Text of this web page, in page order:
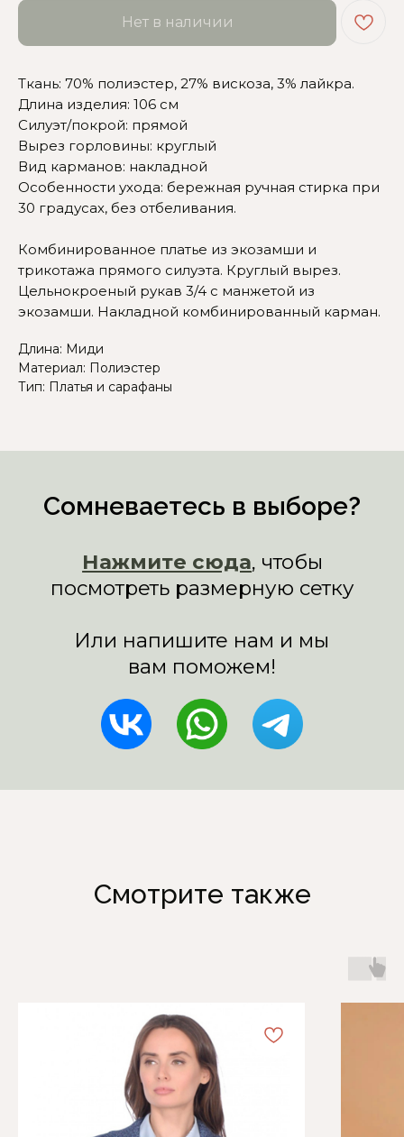
Нет в наличии
Ткань: 70% полиэстер, 27% вискоза, 3% лайкра.
Длина изделия: 106 см
Силуэт/покрой: прямой
Вырез горловины: круглый
Вид карманов: накладной
Особенности ухода: бережная ручная стирка при
30 градусах, без отбеливания.
Комбинированное платье из экозамши и
трикотажа прямого силуэта. Круглый вырез.
Цельнокроеный рукав 3/4 с манжетой из
экозамши. Накладной комбинированный карман.
Длина: Миди
Материал: Полиэстер
Тип: Платья и сарафаны
Сомневаетесь в выборе?
Нажмите сюда, чтобы
посмотреть размерную сетку
Или напишите нам и мы
Смотрите также
Информация
Отзывы
Блог
О компании